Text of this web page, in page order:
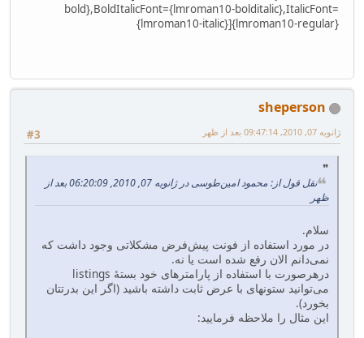
bold},BoldItalicFont={lmroman10-bolditalic},ItalicFont=
{lmroman10-italic}]{lmroman10-regular}
sheperson
#3 ژانویه 07, 2010, 09:47:14 بعد از ظهر
نقل قول از: محمود امین‌طوسی در ژانویه 07, 2010, 06:20:09 بعد از
ظهر
سلام.
در مورد استفاده از فونت پیش‌فرض مشکلاتی وجود داشت که
نمی‌دانم الان رفع شده است یا نه.
درهرصورت با استفاده از پارامترهای خود بستهٔ listings
می‌توانید ستونهای با عرض ثابت داشته باشید (اگر این بدرتتان
بخورد).
این مثال را ملاحظه فرمایید: